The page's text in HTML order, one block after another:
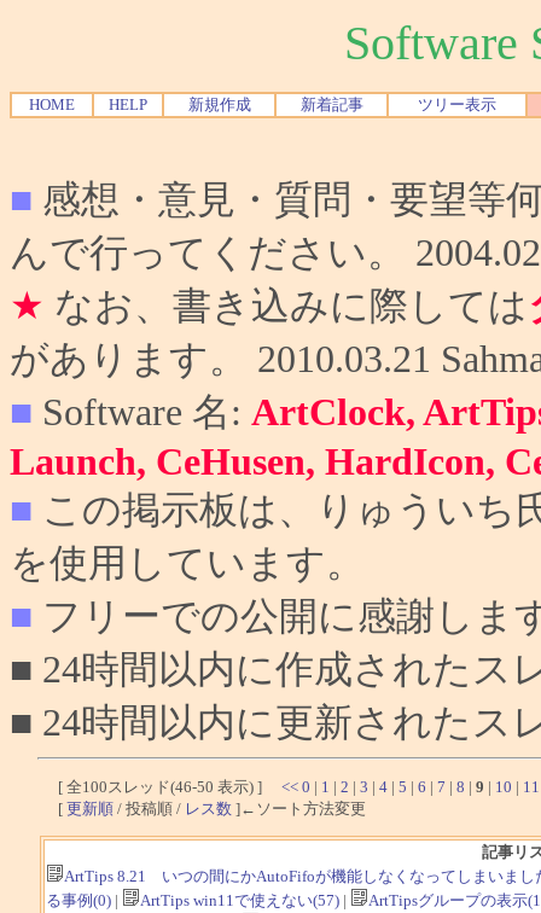
Software
HOME HELP 新規作成 新着記事 ツリー表示
■ 感想・意見・質問・要望等
んで行ってください。
★ なお、書き込みに際しては
があります。 2010.03.21
■ Software 名: ArtClock,
Launch, CeHusen, HardIcon,
■ この掲示板は、りゅういち
を使用しています。
■ フリーでの公開に感謝しま
■ 24時間以内に作成されたス
■ 24時間以内に更新されたス
[ 全100スレッド(46-50 表示) ] << 0 | 1 | 2 | 3 | 4 | 5 | 6 | 7 | 8 | 9 | 10 | 11
[ 更新順 / 投稿順 / レス数 ]←ソート方法変更
記事リ
ArtTips 8.21 いつの間にかAutoFifoが機能しなくなってしまいまし
る事例(0)| ArtTips win11で使えない(57)|
ArtTipsグループの表示